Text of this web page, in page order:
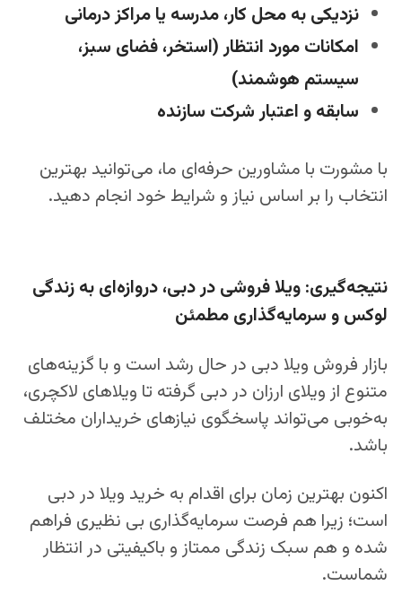
نزدیکی به محل کار، مدرسه یا مراکز درمانی
امکانات مورد انتظار (استخر، فضای سبز،
سیستم هوشمند)
سابقه و اعتبار شرکت سازنده
با مشورت با مشاورین حرفه‌ای ما، می‌توانید بهترین
انتخاب را بر اساس نیاز و شرایط خود انجام دهید.
نتیجه‌گیری: ویلا فروشی در دبی، دروازه‌ای به زندگی
لوکس و سرمایه‌گذاری مطمئن
بازار فروش ویلا دبی در حال رشد است و با گزینه‌های
متنوع از ویلای ارزان در دبی گرفته تا ویلاهای لاکچری،
به‌خوبی می‌تواند پاسخگوی نیازهای خریداران مختلف
باشد.
اکنون بهترین زمان برای اقدام به خرید ویلا در دبی
است؛ زیرا هم فرصت سرمایه‌گذاری بی‌ نظیری فراهم
شده و هم سبک زندگی ممتاز و باکیفیتی در انتظار
شماست.